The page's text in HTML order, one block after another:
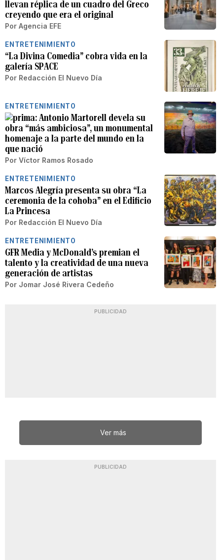
llevan réplica de un cuadro del Greco
creyendo que era el original
Por Agencia EFE
ENTRETENIMIENTO
“La Divina Comedia” cobra vida en la
galería SPACE
Por Redacción El Nuevo Día
ENTRETENIMIENTO
Antonio Martorell devela su
obra “más ambiciosa”, un monumental
homenaje a la parte del mundo en la
que nació
Por Víctor Ramos Rosado
ENTRETENIMIENTO
Marcos Alegría presenta su obra “La
ceremonia de la cohoba” en el Edificio
La Princesa
Por Redacción El Nuevo Día
ENTRETENIMIENTO
GFR Media y McDonald’s premian el
talento y la creatividad de una nueva
generación de artistas
Por Jomar José Rivera Cedeño
PUBLICIDAD
Ver más
PUBLICIDAD